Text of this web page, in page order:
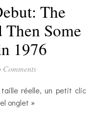
The
Some
1976
Comments
onglet »